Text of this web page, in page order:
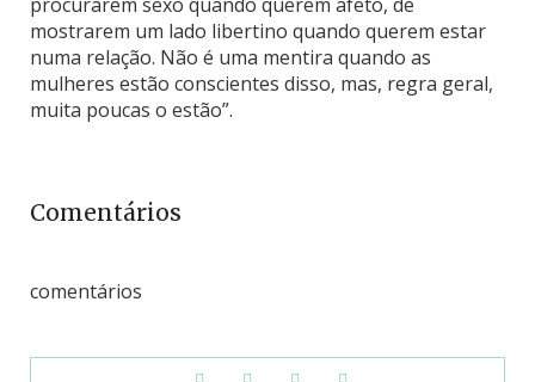
mostrarem um lado libertino quando querem estar
numa relação. Não é uma mentira quando as
mulheres estão conscientes disso, mas, regra geral,
muita poucas o estão”.
Comentários
comentários